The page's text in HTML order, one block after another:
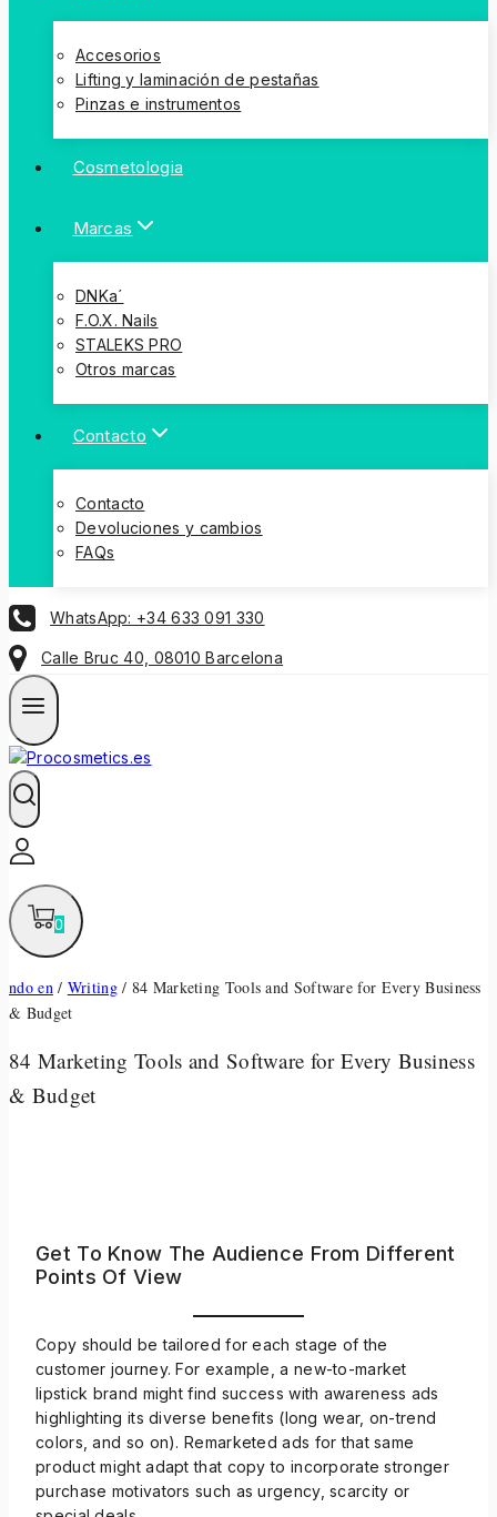
Accesorios
Lifting y laminación de pestañas
Pinzas e instrumentos
Cosmetologia
Marcas
DNKa´
F.O.X. Nails
STALEKS PRO
Otros marcas
Contacto
Contacto
Devoluciones y cambios
FAQs
WhatsApp: +34 633 091 330
Calle Bruc 40, 08010 Barcelona
0
ndo en / Writing / 84 Marketing Tools and Software for Every Business
& Budget
84 Marketing Tools and Software for Every Business
& Budget
Get To Know The Audience From Different
Points Of View
Copy should be tailored for each stage of the
customer journey. For example, a new-to-market
lipstick brand might find success with awareness ads
highlighting its diverse benefits (long wear, on-trend
colors, and so on). Remarketed ads for that same
product might adapt that copy to incorporate stronger
purchase motivators such as urgency, scarcity or